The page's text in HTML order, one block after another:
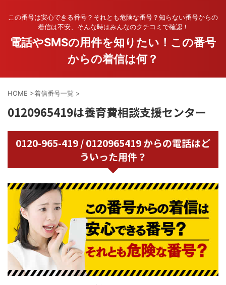
この番号は安心できる番号？それとも危険な番号？知らない番号からの
着信は不安、そんな時はみんなのクチコミで確認！
電話やSMSの用件を知りたい！この番号
からの着信は何？
HOME >着信番号一覧 >
0120965419は養育費相談支援センター
0120-965-419 / 0120965419 からの電話はど
ういった用件？